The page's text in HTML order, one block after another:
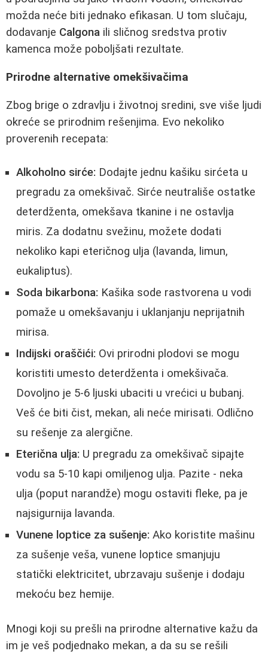
možda neće biti jednako efikasan. U tom slučaju,
dodavanje Calgona ili sličnog sredstva protiv
kamenca može poboljšati rezultate.
Prirodne alternative omekšivačima
Zbog brige o zdravlju i životnoj sredini, sve više ljudi
okreće se prirodnim rešenjima. Evo nekoliko
proverenih recepata:
Alkoholno sirće: Dodajte jednu kašiku sirćeta u
pregradu za omekšivač. Sirće neutrališe ostatke
deterdženta, omekšava tkanine i ne ostavlja
miris. Za dodatnu svežinu, možete dodati
nekoliko kapi eteričnog ulja (lavanda, limun,
eukaliptus).
Soda bikarbona: Kašika sode rastvorena u vodi
pomaže u omekšavanju i uklanjanju neprijatnih
mirisa.
Indijski oraščići: Ovi prirodni plodovi se mogu
koristiti umesto deterdženta i omekšivača.
Dovoljno je 5-6 ljuski ubaciti u vrećici u bubanj.
Veš će biti čist, mekan, ali neće mirisati. Odlično
su rešenje za alergične.
Eterična ulja: U pregradu za omekšivač sipajte
vodu sa 5-10 kapi omiljenog ulja. Pazite - neka
ulja (poput narandže) mogu ostaviti fleke, pa je
najsigurnija lavanda.
Vunene loptice za sušenje: Ako koristite mašinu
za sušenje veša, vunene loptice smanjuju
statički elektricitet, ubrzavaju sušenje i dodaju
mekoću bez hemije.
Mnogi koji su prešli na prirodne alternative kažu da
im je veš podjednako mekan, a da su se rešili